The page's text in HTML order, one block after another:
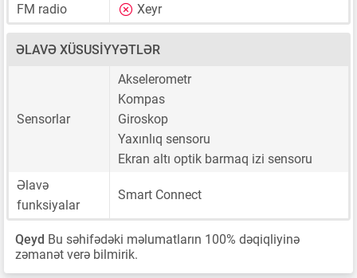
FM radio
Xeyr
ƏLAVƏ XÜSUSIYYƏTLƏR
Sensorlar
Akselerometr
Kompas
Giroskop
Yaxınlıq sensoru
Ekran altı optik barmaq izi sensoru
Əlavə
funksiyalar
Smart Connect
Qeyd Bu səhifədəki məlumatların 100% dəqiqliyinə
zəmanət verə bilmirik.